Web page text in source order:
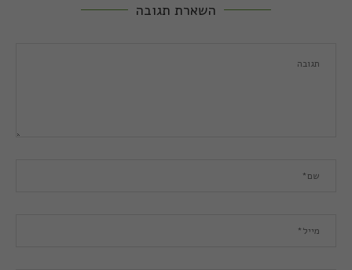
השארת תגובה